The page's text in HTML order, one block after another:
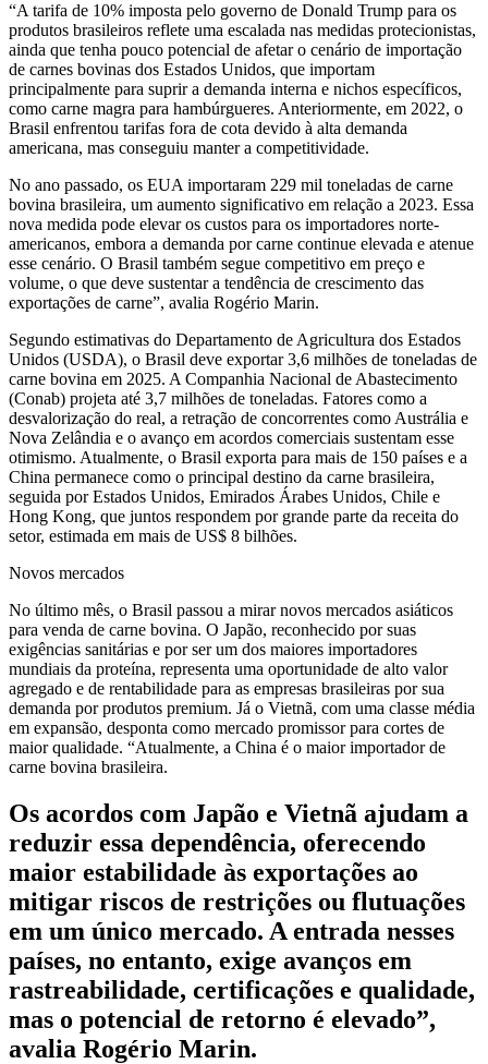
“A tarifa de 10% imposta pelo governo de Donald Trump para os
produtos brasileiros reflete uma escalada nas medidas protecionistas,
ainda que tenha pouco potencial de afetar o cenário de importação
de carnes bovinas dos Estados Unidos, que importam
principalmente para suprir a demanda interna e nichos específicos,
como carne magra para hambúrgueres. Anteriormente, em 2022, o
Brasil enfrentou tarifas fora de cota devido à alta demanda
americana, mas conseguiu manter a competitividade.
No ano passado, os EUA importaram 229 mil toneladas de carne
bovina brasileira, um aumento significativo em relação a 2023. Essa
nova medida pode elevar os custos para os importadores norte-
americanos, embora a demanda por carne continue elevada e atenue
esse cenário. O Brasil também segue competitivo em preço e
volume, o que deve sustentar a tendência de crescimento das
exportações de carne”, avalia Rogério Marin.
Segundo estimativas do Departamento de Agricultura dos Estados
Unidos (USDA), o Brasil deve exportar 3,6 milhões de toneladas de
carne bovina em 2025. A Companhia Nacional de Abastecimento
(Conab) projeta até 3,7 milhões de toneladas. Fatores como a
desvalorização do real, a retração de concorrentes como Austrália e
Nova Zelândia e o avanço em acordos comerciais sustentam esse
otimismo. Atualmente, o Brasil exporta para mais de 150 países e a
China permanece como o principal destino da carne brasileira,
seguida por Estados Unidos, Emirados Árabes Unidos, Chile e
Hong Kong, que juntos respondem por grande parte da receita do
setor, estimada em mais de US$ 8 bilhões.
Novos mercados
No último mês, o Brasil passou a mirar novos mercados asiáticos
para venda de carne bovina. O Japão, reconhecido por suas
exigências sanitárias e por ser um dos maiores importadores
mundiais da proteína, representa uma oportunidade de alto valor
agregado e de rentabilidade para as empresas brasileiras por sua
demanda por produtos premium. Já o Vietnã, com uma classe média
em expansão, desponta como mercado promissor para cortes de
maior qualidade. “Atualmente, a China é o maior importador de
carne bovina brasileira.
Os acordos com Japão e Vietnã ajudam a
reduzir essa dependência, oferecendo
maior estabilidade às exportações ao
mitigar riscos de restrições ou flutuações
em um único mercado. A entrada nesses
países, no entanto, exige avanços em
rastreabilidade, certificações e qualidade,
mas o potencial de retorno é elevado”,
avalia Rogério Marin.